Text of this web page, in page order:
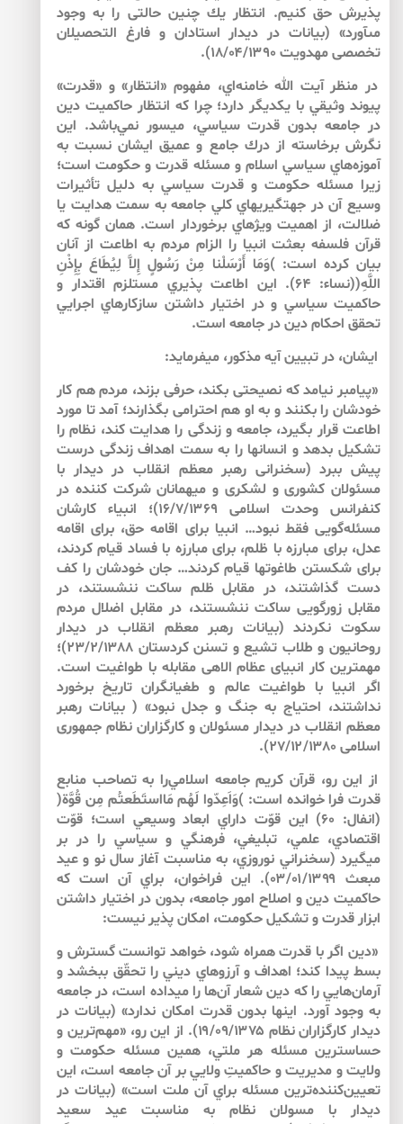
‏پذيرش حق كنيم. انتظار يك چنين حالتى را به ‌وجود
مى‏آورد» (بيانات در ديدار استادان و فارغ‏ التحصيلان
تخصصى مهدويت ۱۸/۰۴/۱۳۹۰).
در منظر آيت الله خامنه‌اي، مفهوم «انتظار» و «قدرت»
پيوند وثيقي با يكديگر دارد؛ چرا كه انتظار حاكميت دين
در جامعه بدون قدرت سياسي، ميسور نمي‌باشد. اين
نگرش برخاسته از درك جامع و عميق ايشان نسبت به
‌آموزه‌هاي سياسي اسلام و مسئله قدرت و حكومت است؛
زيرا مسئله حكومت و قدرت سياسي به ‌دليل تأثيرات
وسيع آن در جهت‏گيري‏هاي كلي جامعه به ‌سمت هدايت يا
ضلالت، از اهميت ويژه‏اي برخوردار است. همان گونه كه
قرآن فلسفه‏ بعثت انبيا را الزام مردم به ‌اطاعت از آنان
بيان كرده است: )وَمَا أَرْسَلْنا مِنْ رَسُولٍ إِلاَّ لِيُطَاعَ بِإِذْنِ
اللَّهِ((نساء: ۶۴). اين اطاعت پذيري مستلزم اقتدار و
حاكميت سياسي و در اختيار داشتن سازكارهاي اجرايي
تحقق احكام دين در جامعه است.
ايشان، در تبيين آيه مذكور، مي‏فرمايد:
«پيامبر نيامد كه نصيحتى بكند، حرفى بزند، مردم هم كار
خودشان را بكنند و به ‌او هم احترامى بگذارند؛ آمد تا مورد
اطاعت قرار بگيرد، جامعه و زندگى را هدايت كند، نظام را
تشكيل بدهد و انسان‏ها را به ‌سمت اهداف زندگى درست
پيش ببرد (سخنرانى رهبر معظم انقلاب در ديدار با
مسئولان كشورى و لشكرى و ميهمانان شركت كننده در
كنفرانس وحدت اسلامى ۱۶/۷/۱۳۶۹)؛ انبياء كارشان
مسئله‌گويى فقط نبود… انبيا براى اقامه حق، براى اقامه
عدل، براى مبارزه با ظلم، براى مبارزه با فساد قيام كردند،
براى شكستن طاغوت‏ها قيام كردند… جان خودشان را كف
دست گذاشتند، در مقابل ظلم ساكت ننشستند، در
مقابل زورگويى ساكت ننشستند، در مقابل اضلال مردم
سكوت نكردند (بيانات رهبر معظم انقلاب در ديدار
روحانيون و طلاب تشيع و تسنن كردستان ۲۳/۲/۱۳۸۸)؛
مهم‏ترين كار انبياى عظام الاهى مقابله با طواغيت است.
اگر انبيا با طواغيت عالم و طغيانگران تاريخ برخورد
نداشتند، احتياج به ‌جنگ و جدل نبود» ( بيانات رهبر
معظم انقلاب در ديدار مسئولان و كارگزاران نظام جمهورى
اسلامى ۲۷/۱۲/۱۳۸۰).
از اين رو، قرآن كريم جامعه اسلامي‌را به ‌تصاحب منابع
قدرت فرا ‌خوانده است: )وَاَعِدّوا لَهُم مَااستَطَعتُم مِن قُوَّة(
(انفال: ۶۰) اين قوّت داراي ابعاد وسيعي است؛ قوّت
اقتصادي، علمي، تبليغي، فرهنگي و سياسي را در بر
مي‏گيرد (سخنراني نوروزي، به ‌مناسبت آغاز سال نو و عيد
مبعث ۰۳/۰۱/۱۳۹۹). اين فراخوان، براي آن است كه
حاكميت دين و اصلاح امور جامعه، بدون در اختيار داشتن
ابزار قدرت و تشكيل حكومت، امكان پذير نيست:
«دين اگر با قدرت همراه شود، خواهد توانست گسترش و
بسط پيدا كند؛ اهداف و آرزوهاي ديني را تحقّق ببخشد و
آرمان‌هايي را كه دين شعار آن‌ها را ميداده است، در جامعه
به ‌وجود آورد. اين­ها بدون قدرت امكان ندارد» (بيانات در
ديدار كارگزاران نظام ۱۹/۰۹/۱۳۷۵). از اين رو، «مهم‌ترين و
حساس­ترين مسئله هر ملتي، همين مسئله حكومت و
ولايت و مديريت و حاكميتِ ولايي بر آن جامعه است، اين
تعيين‌كننده‌ترين مسئله براي آن ملت است» (بيانات در
ديدار با مسولان نظام به ‌مناسبت عيد سعيد